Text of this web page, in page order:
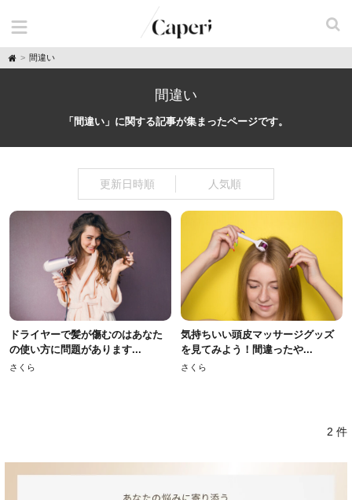
H
o
間違い
間違い
「間違い」に関する記事が集まったページです。
更新日時順 人気順
ドライヤーで髪が傷むのはあなた
の使い方に問題があります...
さくら
気持ちいい頭皮マッサージグッズ
を見てみよう！間違ったや...
さくら
2 件